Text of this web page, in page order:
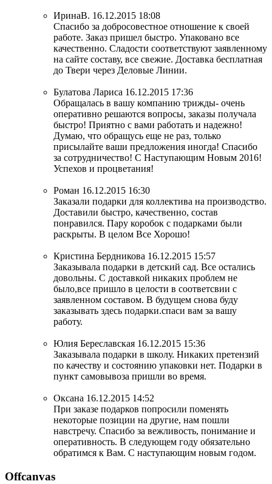
ИринаВ. 16.12.2015 18:08
Спасибо за добросовестное отношение к своей
работе. Заказ пришел быстро. Упаковано все
качественно. Сладости соответствуют заявленному
на сайте составу, все свежие. Доставка бесплатная
до Твери через Деловые Линии.
Булатова Лариса 16.12.2015 17:36
Обращалась в вашу компанию трижды- очень
оперативно решаются вопросы, заказы получала
быстро! Приятно с вами работать и надежно!
Думаю, что обращусь еще не раз, только
присылайте ваши предложения иногда! Спасибо
за сотрудничество! С Наступающим Новым 2016!
Успехов и процветания!
Роман 16.12.2015 16:30
Заказали подарки для коллектива на производство.
Доставили быстро, качественно, состав
понравился. Пару коробок с подарками были
раскрыты. В целом Все Хорошо!
Кристина Бердникова 16.12.2015 15:57
Заказывала подарки в детский сад. Все остались
довольны. С доставкой никаких проблем не
было,все пришло в целости в соответсвии с
заявленном составом. В будущем снова буду
заказывать здесь подарки.спаси вам за вашу
работу.
Юлия Береславская 16.12.2015 15:36
Заказывала подарки в школу. Никаких претензий
по качеству и состоянию упаковки нет. Подарки в
пункт самовывоза пришли во время.
Оксана 16.12.2015 14:52
При заказе подарков попросили поменять
некоторые позиции на другие, нам пошли
навстречу. Спасибо за вежливость, понимание и
оперативность. В следующем году обязательно
обратимся к Вам. С наступающим новым годом.
Offcanvas